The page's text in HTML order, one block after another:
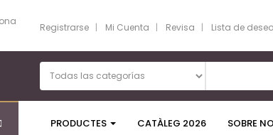
Registrarse Mi Cuenta Revisa Lista de
PRODUCTES CATÀLEG 2026 SOBRE